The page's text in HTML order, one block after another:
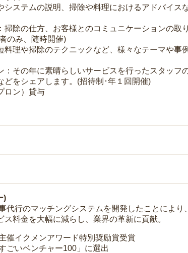
システムの説明、掃除や料理におけるアドバイス
掃除の仕方、お客様とのコミュニケーションの
のみ、随時開催)
料理や掃除のテクニックなど、様々なテーマや事
：その年に素晴らしいサービスを行ったスタッ
どをシェアします。(招待制･年１回開催)
ロン）貸与
)
代行のマッチングシステムを開発したことによ
ス料金を大幅に減らし、業界の革新に貢献。
イクメンアワード特別奨励賞受賞
いベンチャー100」に選出